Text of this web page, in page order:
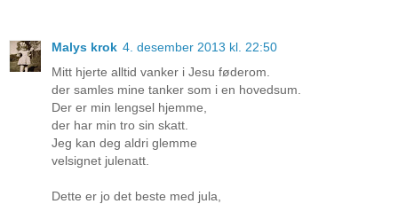
Malys krok 4. desember 2013 kl. 22:50
Mitt hjerte alltid vanker i Jesu føderom.
der samles mine tanker som i en hovedsum.
Der er min lengsel hjemme,
der har min tro sin skatt.
Jeg kan deg aldri glemme
velsignet julenatt.
Dette er jo det beste med jula,